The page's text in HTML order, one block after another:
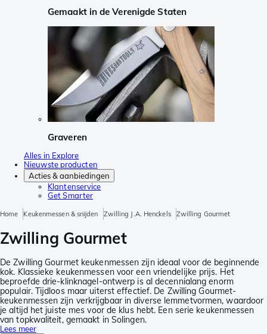
Gemaakt in de Verenigde Staten
Graveren
Alles in Explore
Nieuwste producten
Acties & aanbiedingen
Klantenservice
Get Smarter
Home Keukenmessen & snijden Zwilling J.A. Henckels Zwilling Gourmet
Zwilling Gourmet
De Zwilling Gourmet keukenmessen zijn ideaal voor de beginnende
kok. Klassieke keukenmessen voor een vriendelijke prijs. Het
beproefde drie-klinknagel-ontwerp is al decennialang enorm
populair. Tijdloos maar uiterst effectief. De Zwilling Gourmet-
keukenmessen zijn verkrijgbaar in diverse lemmetvormen, waardoor
je altijd het juiste mes voor de klus hebt. Een serie keukenmessen
van topkwaliteit, gemaakt in Solingen.
Lees meer